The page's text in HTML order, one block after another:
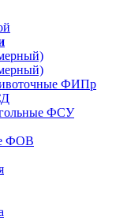
ФИПр
ФСУ
ФОВ